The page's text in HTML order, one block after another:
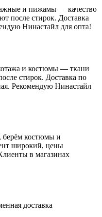
и пижамы — качество
после стирок. Доставка
Нинастайл для опта!
и костюмы — ткани
стирок. Доставка по
Рекомендую Нинастайл
берём костюмы и
широкий, цены
в магазинах
доставка